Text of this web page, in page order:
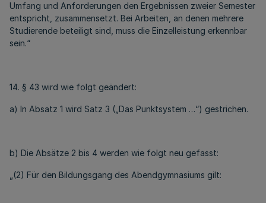
Umfang und Anforderungen den Ergebnissen zweier Semester
entspricht, zusammensetzt. Bei Arbeiten, an denen mehrere
Studierende beteiligt sind, muss die Einzelleistung erkennbar
sein.“
14. § 43 wird wie folgt geändert:
a) In Absatz 1 wird Satz 3 („Das Punktsystem …“) gestrichen.
b) Die Absätze 2 bis 4 werden wie folgt neu gefasst:
„(2) Für den Bildungsgang des Abendgymnasiums gilt: